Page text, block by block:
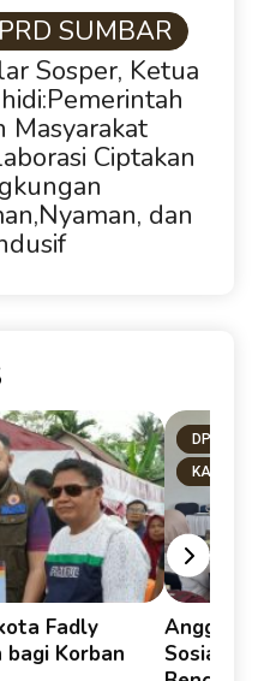
SUMBAR
Sosper, Ketua
Masyarakat
Ciptakan
dan
Fadly
bagi Korban
DPRD
KAB.
Anggota